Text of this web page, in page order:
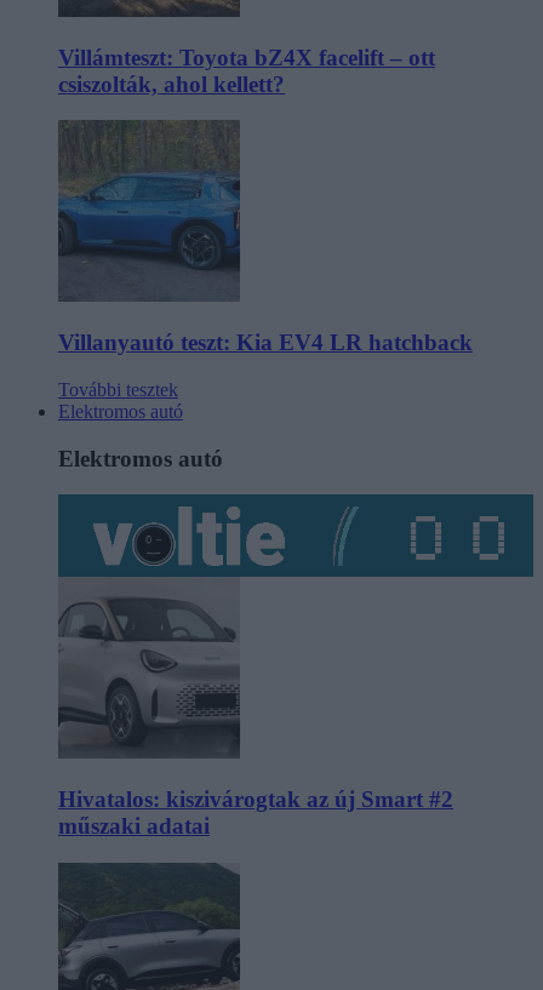
Villámteszt: Toyota bZ4X facelift – ott
csiszolták, ahol kellett?
Villanyautó teszt: Kia EV4 LR hatchback
További tesztek
Elektromos autó
Elektromos autó
Hivatalos: kiszivárogtak az új Smart #2
műszaki adatai